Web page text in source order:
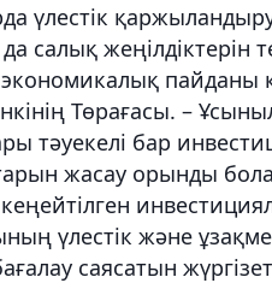
үлестік
салық жеңілдіктерін
пайданы
Төрағасы. –
тәуекелі бар
жасау орынды
үлестік және
саясатын